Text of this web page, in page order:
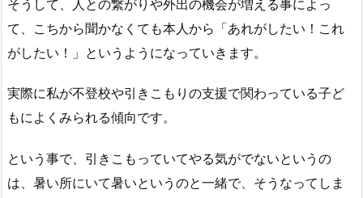
そうして、人との繋がりや外出の機会が増える事によっ
て、こちから聞かなくても本人から「あれがしたい！これ
がしたい！」というようになっていきます。
実際に私が不登校や引きこもりの支援で関わっている子ど
もによくみられる傾向です。
という事で、引きこもっていてやる気がでないというの
は、暑い所にいて暑いというのと一緒で、そうなってしま